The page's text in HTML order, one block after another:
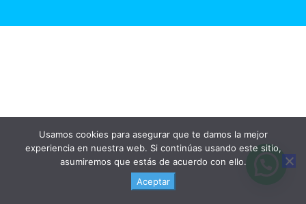
Usamos cookies para asegurar que te damos la mejor
experiencia en nuestra web. Si continúas usando este sitio,
asumiremos que estás de acuerdo con ello.
Aceptar